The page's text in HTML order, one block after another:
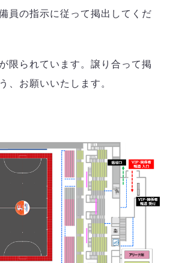
員の指示に従って掲出してくだ
限られています。譲り合って掲
、お願いいたします。